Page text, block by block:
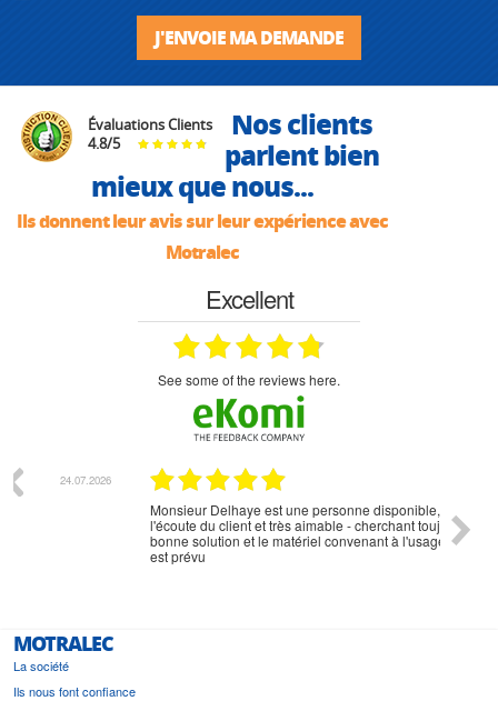
J'ENVOIE MA DEMANDE
Évaluations Clients
4.8/5
Nos clients
parlent bien
mieux que nous...
Ils donnent leur avis sur leur expérience avec
Motralec
Excellent
see some of the reviews here.
Monsieur Delhaye est une personne disponible, à
l'écoute du client et très aimable - cherchant toujours la
bonne solution et le matériel convenant à l'usage qui en
MOTRALEC
La société
Ils nous font confiance